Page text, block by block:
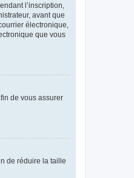
l’inscription,
avant que
électronique,
que vous
de vous assurer
de réduire la taille